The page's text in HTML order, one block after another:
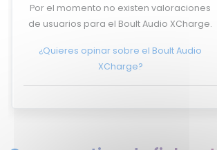
Por el momento no existen valoraciones
de usuarios para el Boult Audio XCharge.
¿Quieres opinar sobre el Boult Audio
XCharge?